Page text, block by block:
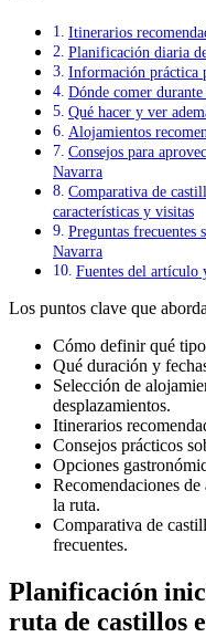
Itinerarios
Planificación diaria
Información práctica
Dónde comer
Qué hacer y ver
Alojamientos
Consejos para
Navarra
Comparativa de
características y visitas
Preguntas frecuentes
Navarra
Fuentes del artículo
Los puntos clave que
Cómo definir qué
Qué duración y
Selección de
desplazamientos.
Itinerarios
Consejos prácticos
Opciones
Recomendaciones
la ruta.
Comparativa de
frecuentes.
Planificación
ruta de castillos